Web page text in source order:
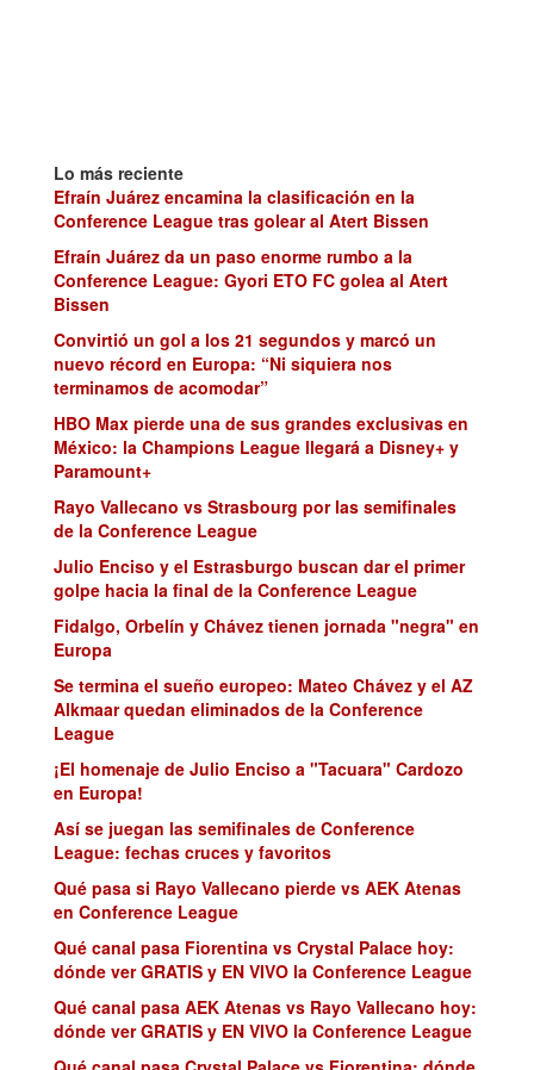
Lo más reciente
Efraín Juárez encamina la clasificación en la
Conference League tras golear al Atert Bissen
Efraín Juárez da un paso enorme rumbo a la
Conference League: Gyori ETO FC golea al Atert
Bissen
Convirtió un gol a los 21 segundos y marcó un
nuevo récord en Europa: “Ni siquiera nos
terminamos de acomodar”
HBO Max pierde una de sus grandes exclusivas en
México: la Champions League llegará a Disney+ y
Paramount+
Rayo Vallecano vs Strasbourg por las semifinales
de la Conference League
Julio Enciso y el Estrasburgo buscan dar el primer
golpe hacia la final de la Conference League
Fidalgo, Orbelín y Chávez tienen jornada "negra" en
Europa
Se termina el sueño europeo: Mateo Chávez y el AZ
Alkmaar quedan eliminados de la Conference
League
¡El homenaje de Julio Enciso a "Tacuara" Cardozo
en Europa!
Así se juegan las semifinales de Conference
League: fechas cruces y favoritos
Qué pasa si Rayo Vallecano pierde vs AEK Atenas
en Conference League
Qué canal pasa Fiorentina vs Crystal Palace hoy:
dónde ver GRATIS y EN VIVO la Conference League
Qué canal pasa AEK Atenas vs Rayo Vallecano hoy:
dónde ver GRATIS y EN VIVO la Conference League